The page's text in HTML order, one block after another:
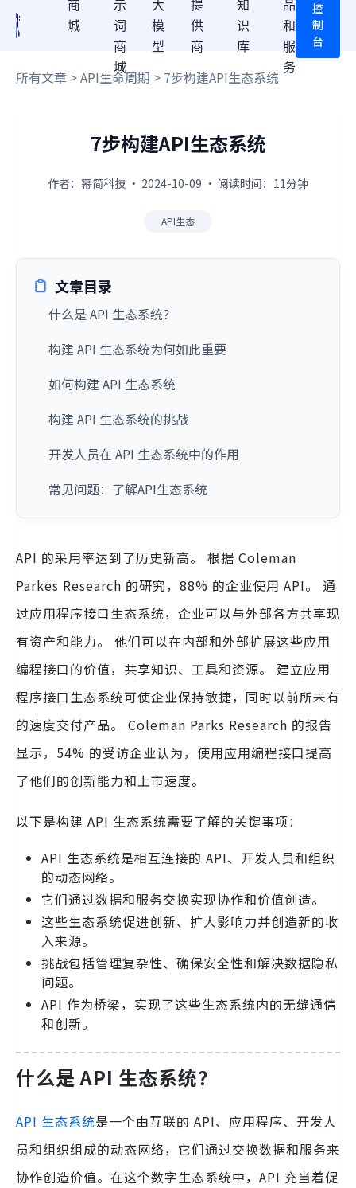
商
城
示
词
商
城
大
模
型
提
供
商
知
识
库
品
和
服
务
控
制
台
所有文章 >API生命周期 > 7步构建API生态系统
7步构建API生态系统
作者：幂简科技 · 2024-10-09 · 阅读时间：11分钟
API生态
文章目录
什么是 API 生态系统？
构建 API 生态系统为何如此重要
如何构建 API 生态系统
构建 API 生态系统的挑战
开发人员在 API 生态系统中的作用
常见问题：了解API生态系统
API 的采用率达到了历史新高。 根据 Coleman
Parkes Research 的研究，88% 的企业使用 API。 通
过应用程序接口生态系统，企业可以与外部各方共享现
有资产和能力。 他们可以在内部和外部扩展这些应用
编程接口的价值，共享知识、工具和资源。 建立应用
程序接口生态系统可使企业保持敏捷，同时以前所未有
的速度交付产品。 Coleman Parks Research 的报告
显示，54% 的受访企业认为，使用应用编程接口提高
了他们的创新能力和上市速度。
以下是构建 API 生态系统需要了解的关键事项：
API 生态系统是相互连接的 API、开发人员和组织
的动态网络。
它们通过数据和服务交换实现协作和价值创造。
这些生态系统促进创新、扩大影响力并创造新的收
入来源。
挑战包括管理复杂性、确保安全性和解决数据隐私
问题。
API 作为桥梁，实现了这些生态系统内的无缝通信
和创新。
什么是 API 生态系统？
API 生态系统是一个由互联的 API、应用程序、开发人
员和组织组成的动态网络，它们通过交换数据和服务来
协作创造价值。在这个数字生态系统中，API 充当着促